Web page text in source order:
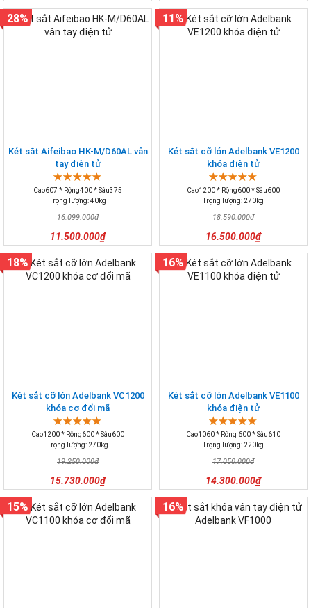
Két sắt Aifeibao HK-M/D60AL vân
tay điện tử
Cao607 * Rộng400 * Sâu375
Trọng lượng: 40kg
16.099.000₫
11.500.000₫
28%
Két sắt cỡ lớn Adelbank VE1200
khóa điện tử
Cao1200 * Rộng600 * Sâu600
Trọng lượng: 270kg
18.590.000₫
16.500.000₫
11%
Két sắt cỡ lớn Adelbank VC1200
khóa cơ đổi mã
Cao1200 * Rộng600 * Sâu600
Trọng lượng: 270kg
19.250.000₫
15.730.000₫
18%
Két sắt cỡ lớn Adelbank VE1100
khóa điện tử
Cao1060 * Rộng 600 * Sâu610
Trọng lượng: 220kg
17.050.000₫
14.300.000₫
16%
15% 16%